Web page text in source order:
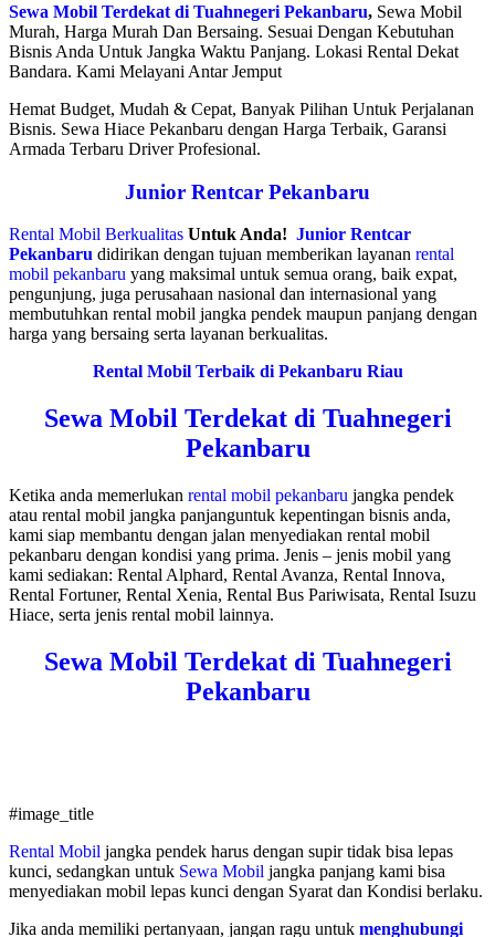
Sewa Mobil Terdekat di Tuahnegeri Pekanbaru, Sewa Mobil
Murah, Harga Murah Dan Bersaing. Sesuai Dengan Kebutuhan
Bisnis Anda Untuk Jangka Waktu Panjang. Lokasi Rental Dekat
Bandara. Kami Melayani Antar Jemput
Hemat Budget, Mudah & Cepat, Banyak Pilihan Untuk Perjalanan
Bisnis. Sewa Hiace Pekanbaru dengan Harga Terbaik, Garansi
Armada Terbaru Driver Profesional.
Junior Rentcar Pekanbaru
Rental Mobil Berkualitas Untuk Anda! Junior Rentcar
Pekanbaru didirikan dengan tujuan memberikan layanan rental
mobil pekanbaru yang maksimal untuk semua orang, baik expat,
pengunjung, juga perusahaan nasional dan internasional yang
membutuhkan rental mobil jangka pendek maupun panjang dengan
harga yang bersaing serta layanan berkualitas.
Rental Mobil Terbaik di Pekanbaru Riau
Sewa Mobil Terdekat di Tuahnegeri
Pekanbaru
Ketika anda memerlukan rental mobil pekanbaru jangka pendek
atau rental mobil jangka panjanguntuk kepentingan bisnis anda,
kami siap membantu dengan jalan menyediakan rental mobil
pekanbaru dengan kondisi yang prima. Jenis – jenis mobil yang
kami sediakan: Rental Alphard, Rental Avanza, Rental Innova,
Rental Fortuner, Rental Xenia, Rental Bus Pariwisata, Rental Isuzu
Hiace, serta jenis rental mobil lainnya.
Sewa Mobil Terdekat di Tuahnegeri
Pekanbaru
#image_title
Rental Mobil jangka pendek harus dengan supir tidak bisa lepas
kunci, sedangkan untuk Sewa Mobil jangka panjang kami bisa
menyediakan mobil lepas kunci dengan Syarat dan Kondisi berlaku.
Jika anda memiliki pertanyaan, jangan ragu untuk menghubungi